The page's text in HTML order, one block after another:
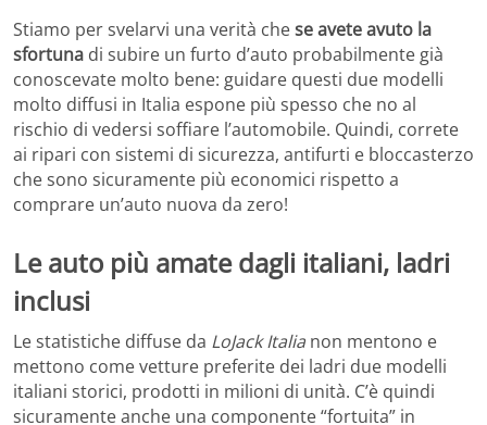
Stiamo per svelarvi una verità chese avete avuto la
sfortuna di subire un furto d’auto probabilmente già
conoscevate molto bene: guidare questi due modelli
molto diffusi in Italia espone più spesso che no al
rischio di vedersi soffiare l’automobile. Quindi, correte
ai ripari con sistemi di sicurezza, antifurti e bloccasterzo
che sono sicuramente più economici rispetto a
comprare un’auto nuova da zero!
Le auto più amate dagli italiani, ladri
inclusi
Le statistiche diffuse da LoJack Italia non mentono e
mettono come vetture preferite dei ladri due modelli
italiani storici, prodotti in milioni di unità. C’è quindi
sicuramente anche una componente “fortuita” in